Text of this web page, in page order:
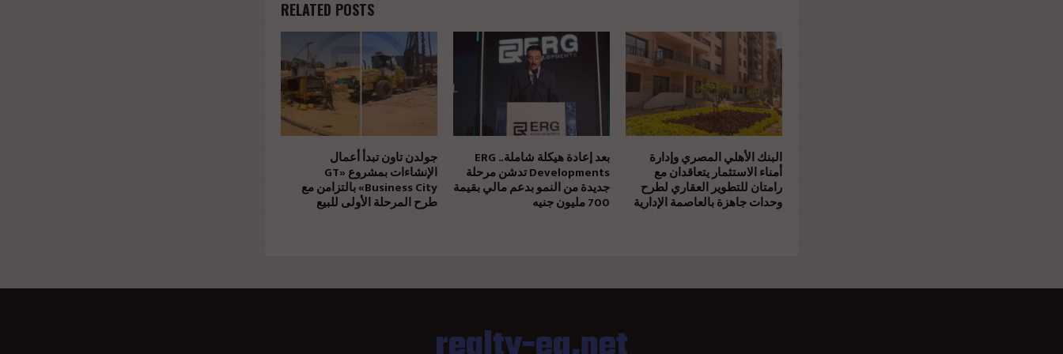
RELATED POSTS
جولدن تاون تبدأ أعمال
الإنشاءات بمشروع «GT
Business City» بالتزامن مع
طرح المرحلة الأولى للبيع
بعد إعادة هيكلة شاملة.. ERG
Developments تدشن مرحلة
جديدة من النمو بدعم مالي بقيمة
700 مليون جنيه
البنك الأهلي المصري وإدارة
أمناء الاستثمار يتعاقدان مع
رامتان للتطوير العقاري لطرح
وحدات جاهزة بالعاصمة الإدارية